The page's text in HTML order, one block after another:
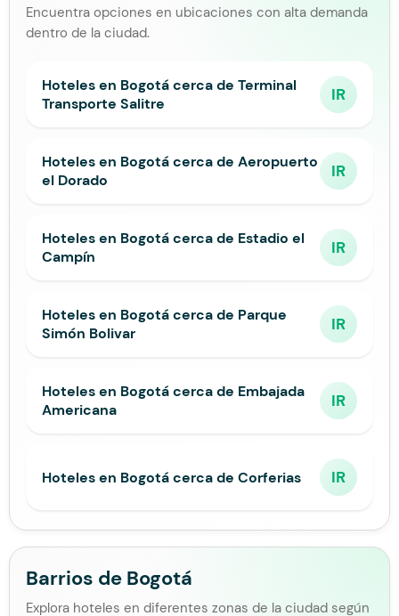
Encuentra opciones en ubicaciones con alta demanda
dentro de la ciudad.
Hoteles en Bogotá cerca de Terminal
Transporte Salitre
IR
Hoteles en Bogotá cerca de Aeropuerto
el Dorado
IR
Hoteles en Bogotá cerca de Estadio el
Campín
IR
Hoteles en Bogotá cerca de Parque
Simón Bolivar
IR
Hoteles en Bogotá cerca de Embajada
Americana
IR
Hoteles en Bogotá cerca de Corferias IR
Barrios de Bogotá
Explora hoteles en diferentes zonas de la ciudad según